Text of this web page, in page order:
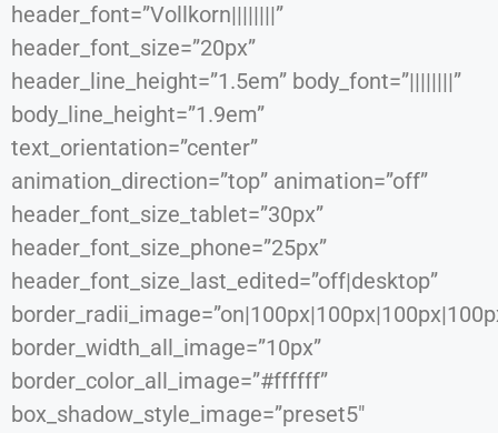
header_font=”Vollkorn||||||||”
header_font_size=”20px”
header_line_height=”1.5em” body_font=”||||||||”
body_line_height=”1.9em”
text_orientation=”center”
animation_direction=”top” animation=”off”
header_font_size_tablet=”30px”
header_font_size_phone=”25px”
header_font_size_last_edited=”off|desktop”
border_width_all_image=”10px”
border_color_all_image=”#ffffff”
box_shadow_style_image=”preset5″